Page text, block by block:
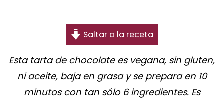
Saltar a la receta
Esta tarta de chocolate es vegana, sin gluten,
ni aceite, baja en grasa y se prepara en 10
minutos con tan sólo 6 ingredientes. Es